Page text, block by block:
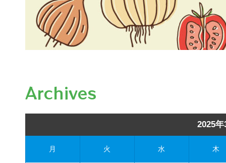
Archives
2025年
月 火 水 木